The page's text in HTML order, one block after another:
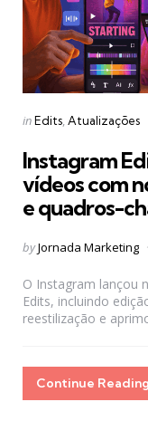
Categories
Posted
inEdits Atualizações
Instagram
vídeos com
e quadros-
Posted
byJornada Marketing
O Instagram lançou
Edits, incluindo
reestilização e
Continue Reading